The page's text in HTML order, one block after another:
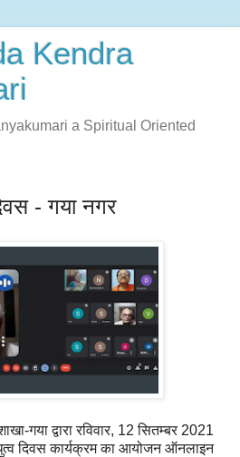
Kendra
a Spiritual Oriented
- गया नगर
गया द्वारा रविवार, 12 सितम्बर 2021
दिवस कार्यक्रम का आयोजन ऑनलाइन